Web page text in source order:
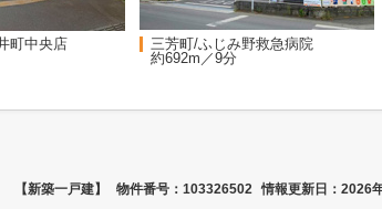
町中央店
三芳町/ふじみ野救急病院
約692m／9分
【新築一戸建】 物件番号：103326502 情報更新日：2026